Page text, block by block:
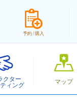
予約 / 購入
クター
ィング マップ